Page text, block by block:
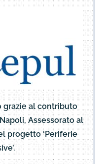
grazie al contributo
Assessorato al
progetto ‘Periferie